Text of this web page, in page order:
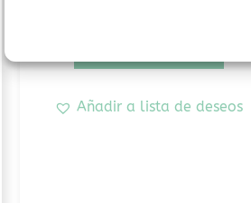
Añadir a lista de deseos